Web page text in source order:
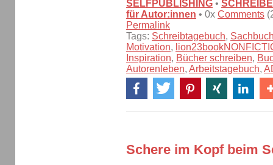
SELFPUBLISHING •
für Autor:innen • 0x Comments
Permalink
Tags: Schreibtagebuch,
Motivation,
Inspiration, Bücher schreiben,
Autorenleben, Arbeitstagebuch,
Schere im Kopf beim